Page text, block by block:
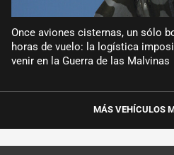
Once aviones cisternas, un sólo
horas de vuelo: la logística
venir en la Guerra de las Malvinas
MÁS VEHÍCULOS